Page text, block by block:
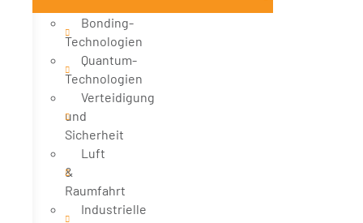
Bonding-
Technologien
Quantum-
Technologien
Verteidigung
und
Sicherheit
Luft
&
Raumfahrt
Industrielle